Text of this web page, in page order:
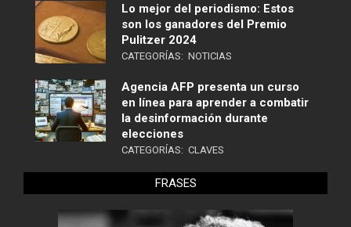
Lo mejor del periodismo: Estos
son los ganadores del Premio
Pulitzer 2024
CATEGORÍAS: NOTICIAS
Agencia AFP presenta un curso
en línea para aprender a combatir
la desinformación durante
elecciones
CATEGORÍAS: CLAVES
FRASES